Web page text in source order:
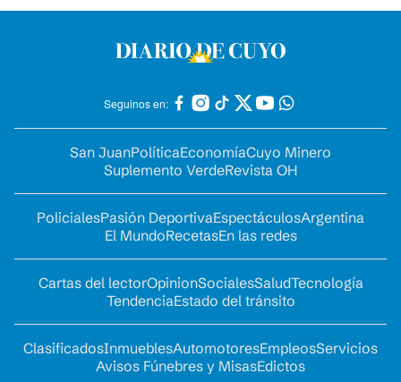
Seguinos en:
San JuanPolíticaEconomíaCuyo Minero
Suplemento VerdeRevista OH
PolicialesPasión DeportivaEspectáculosArgentina
El MundoRecetasEn las redes
Cartas del lectorOpinionSocialesSaludTecnología
TendenciaEstado del tránsito
ClasificadosInmueblesAutomotoresEmpleosServicios
Avisos Fúnebres y MisasEdictos